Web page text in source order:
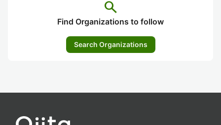
search
Find Organizations to follow
Search Organizations